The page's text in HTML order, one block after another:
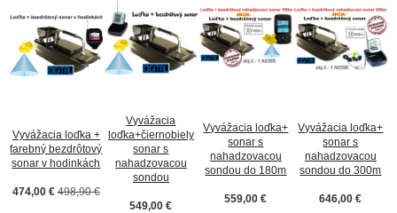
Vyvážacia loďka +
farebný bezdrôtový
sonar v hodinkách
474,00 € 498,90 €
Vyvážacia
loďka+čiernobiely
sonar s
nahadzovacou
sondou
549,00 €
Vyvážacia loďka+
sonar s
nahadzovacou
sondou do 180m
559,00 €
Vyvážacia loďka+
sonar s
nahadzovacou
sondou do 300m
646,00 €